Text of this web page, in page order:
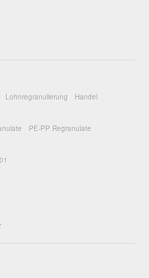
Lohnregranulierung
Handel
PE-PP Regranulate